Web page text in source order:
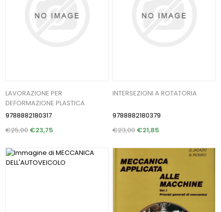
LAVORAZIONE PER
DEFORMAZIONE PLASTICA
9788882180317
€25,00 €23,75
INTERSEZIONI A ROTATORIA
9788882180379
€23,00€21,85